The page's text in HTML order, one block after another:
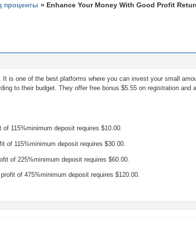
проценты » Enhance Your Money With Good Profit
. It is one of the best platforms where you can invest your small
to their budget. They offer free bonus $5.55 on registration and
115%minimum deposit requires $10.00.
of 115%minimum deposit requires $30.00.
of 225%minimum deposit requires $60.00.
of 475%minimum deposit requires $120.00.